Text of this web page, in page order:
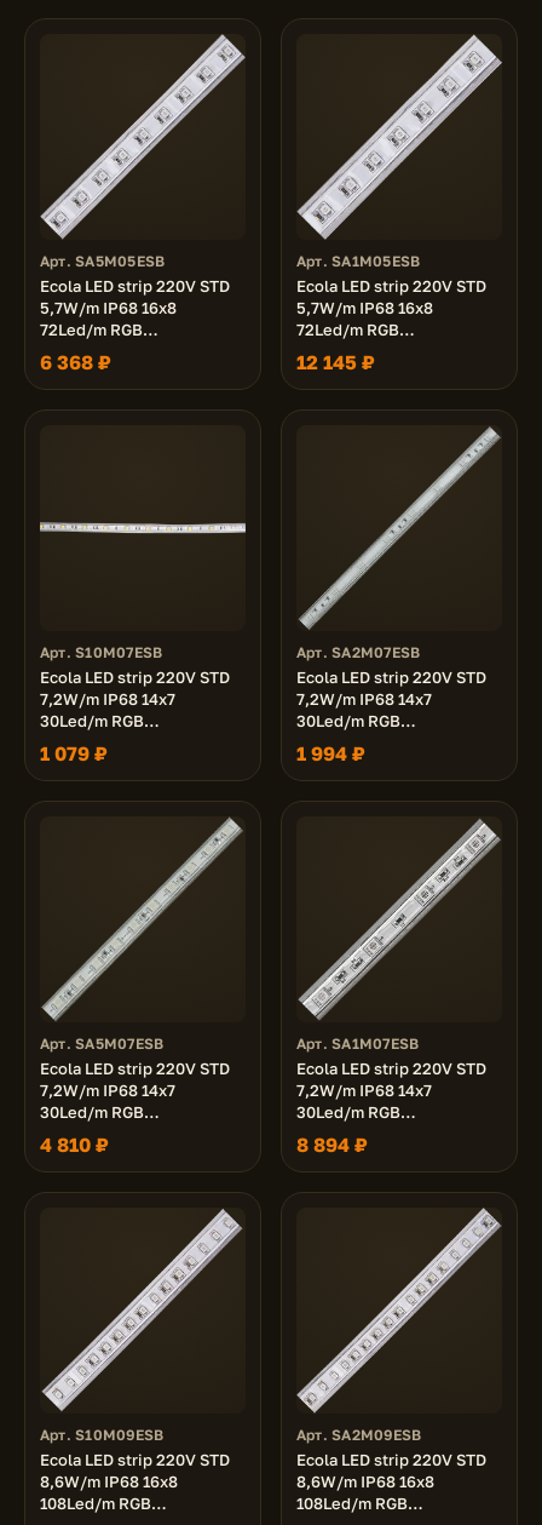
Арт. SA5M05ESB
Ecola LED strip 220V STD
5,7W/m IP68 16x8
72Led/m RGB
разноцветная лента 50м.
6 368 ₽
Арт. SA1M05ESB
Ecola LED strip 220V STD
5,7W/m IP68 16x8
72Led/m RGB
разноцветная лента 100м.
12 145 ₽
Арт. S10M07ESB
Ecola LED strip 220V STD
7,2W/m IP68 14x7
30Led/m RGB
разноцветная лента 10м.
1 079 ₽
Арт. SA2M07ESB
Ecola LED strip 220V STD
7,2W/m IP68 14x7
30Led/m RGB
разноцветная лента 20м.
1 994 ₽
Арт. SA5M07ESB
Ecola LED strip 220V STD
7,2W/m IP68 14x7
30Led/m RGB
разноцветная лента 50м.
4 810 ₽
Арт. SA1M07ESB
Ecola LED strip 220V STD
7,2W/m IP68 14x7
30Led/m RGB
разноцветная лента 100м.
8 894 ₽
Арт. S10M09ESB
Ecola LED strip 220V STD
8,6W/m IP68 16x8
108Led/m RGB
Арт. SA2M09ESB
Ecola LED strip 220V STD
8,6W/m IP68 16x8
108Led/m RGB